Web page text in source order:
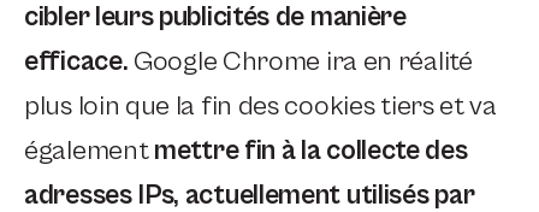
cibler leurs publicités de manière
efficace. Google Chrome ira en réalité
plus loin que la fin des cookies tiers et va
égalementmettre fin à la collecte des
adresses IPs, actuellement utilisés par